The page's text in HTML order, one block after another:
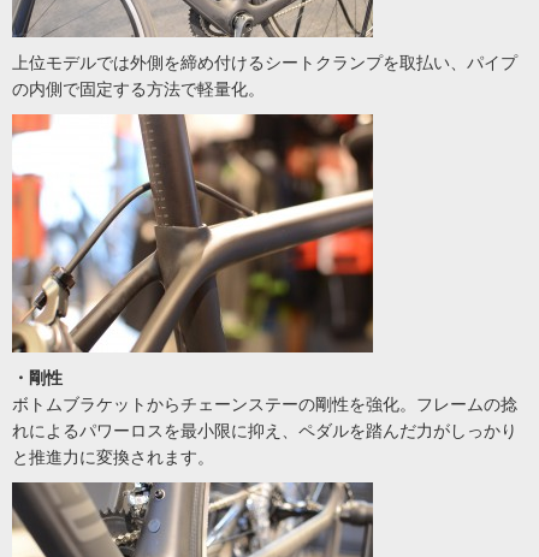
上位モデルでは外側を締め付けるシートクランプを取払い、パイプ
の内側で固定する方法で軽量化。
・剛性
ボトムブラケットからチェーンステーの剛性を強化。フレームの捻
れによるパワーロスを最小限に抑え、ペダルを踏んだ力がしっかり
と推進力に変換されます。